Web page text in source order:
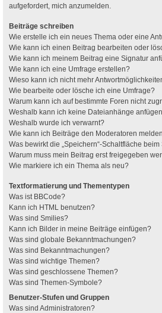
aufgefordert, mich anzumelden.
Beiträge schreiben
Wie erstelle ich ein neues Thema oder eine
Wie kann ich einen Beitrag bearbeiten oder
Wie kann ich meinem Beitrag eine Signatur
Wie kann ich eine Umfrage erstellen?
Wieso kann ich nicht mehr
Wie bearbeite oder lösche ich eine Umfrage?
Warum kann ich auf bestimmte Foren nicht
Weshalb kann ich keine Dateianhänge
Weshalb wurde ich verwarnt?
Wie kann ich Beiträge den Moderatoren
Was bewirkt die „Speichern“-Schaltfläche
Warum muss mein Beitrag erst freigegeben
Wie markiere ich ein Thema als neu?
Textformatierung und Thementypen
Was ist BBCode?
Kann ich HTML benutzen?
Was sind Smilies?
Kann ich Bilder in meine Beiträge einfügen?
Was sind globale Bekanntmachungen?
Was sind Bekanntmachungen?
Was sind wichtige Themen?
Was sind geschlossene Themen?
Was sind Themen-Symbole?
Benutzer-Stufen und Gruppen
Was sind Administratoren?